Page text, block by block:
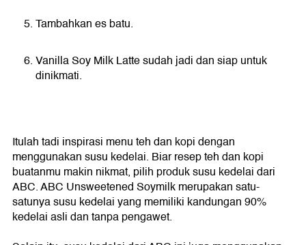
Tambahkan es batu.
Vanilla Soy Milk Latte sudah jadi dan siap untuk
dinikmati.
Itulah tadi inspirasi menu teh dan kopi dengan
menggunakan susu kedelai. Biar resep teh dan kopi
buatanmu makin nikmat, pilih produk susu kedelai dari
ABC. ABC Unsweetened Soymilk merupakan satu-
satunya susu kedelai yang memiliki kandungan 90%
kedelai asli dan tanpa pengawet.